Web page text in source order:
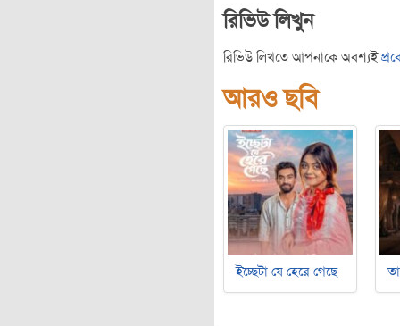
রিভিউ লিখুন
রিভিউ লিখতে আপনাকে অবশ্যই
আরও ছবি
ইচ্ছেটা যে হেরে গেছে